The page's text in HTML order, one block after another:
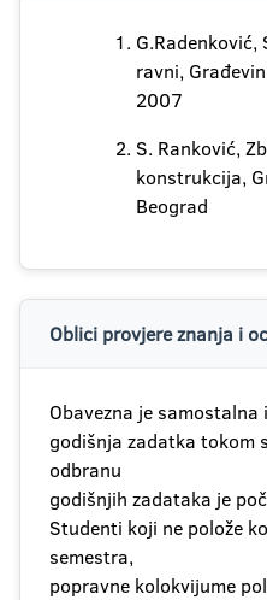
ravni,
2007
S. Ranković,
konstrukcija,
Beograd
Oblici provjere znanja i
Obavezna je
godišnja zadatka tokom
odbranu
godišnjih zadataka je
Studenti koji ne polože
semestra,
popravne kolokvijume